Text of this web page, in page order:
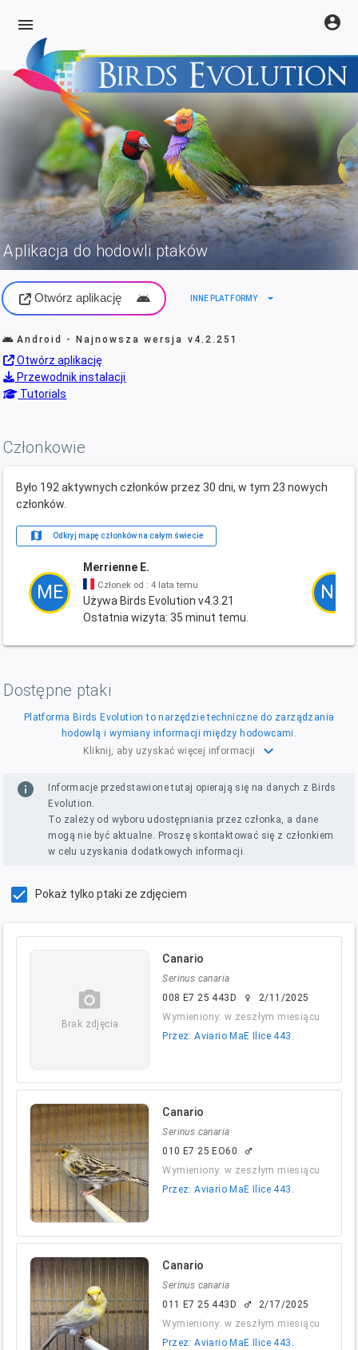
menu account_circle
Aplikacja do hodowli ptaków
Otwórz aplikację INNE PLATFORMY arrow_drop_down
Android - Najnowsza wersja v4.2.251
Otwórz aplikację
Przewodnik instalacji
Tutorials
Członkowie
Było 192 aktywnych członków przez 30 dni, w tym 23 nowych
członków.
map Odkryj mapę członków na całym świecie
ME
Merrienne E.
Członek od : 4 lata temu
Używa Birds Evolution v4.3.21
Ostatnia wizyta: 35 minut temu.
NB
Dostępne ptaki
Platforma Birds Evolution to narzędzie techniczne do zarządzania
hodowlą i wymiany informacji między hodowcami.
Kliknij, aby uzyskać więcej informacji
expand_more
info
Informacje przedstawione tutaj opierają się na danych z Birds
Evolution.
To zależy od wyboru udostępniania przez członka, a dane
mogą nie być aktualne. Proszę skontaktować się z członkiem
w celu uzyskania dodatkowych informacji.
Pokaż tylko ptaki ze zdjęciem
camera_alt
Brak zdjęcia
Canario
Serinus canaria
008 E7 25 443D
female
2/11/2025
Wymieniony: w zeszłym miesiącu
Przez: Aviario MaE Ilice 443.
Canario
Serinus canaria
010 E7 25 EO60
male
Wymieniony: w zeszłym miesiącu
Przez: Aviario MaE Ilice 443.
Canario
Serinus canaria
011 E7 25 443D
male
2/17/2025
Wymieniony: w zeszłym miesiącu
Przez: Aviario MaE Ilice 443.